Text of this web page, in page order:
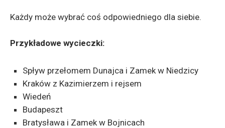
Każdy może wybrać coś odpowiedniego dla siebie.
Przykładowe wycieczki:
Spływ przełomem Dunajca i Zamek w Niedzicy
Kraków z Kazimierzem i rejsem
Wiedeń
Budapeszt
Bratysława i Zamek w Bojnicach